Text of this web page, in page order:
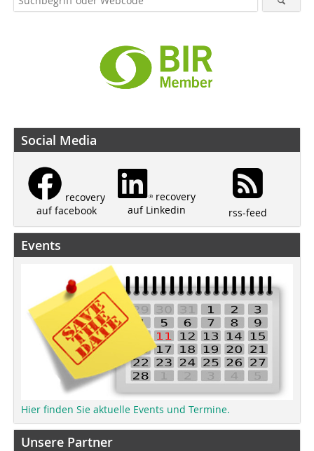
Social Media
recovery
auf facebook
recovery
auf Linkedin
rss-feed
Events
Hier finden Sie aktuelle Events und Termine.
Unsere Partner